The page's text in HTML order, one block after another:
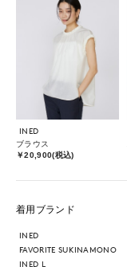
INED
ブラウス
￥20,900(税込)
着用ブランド
INED
FAVORITE SUKINAMONO
INED L